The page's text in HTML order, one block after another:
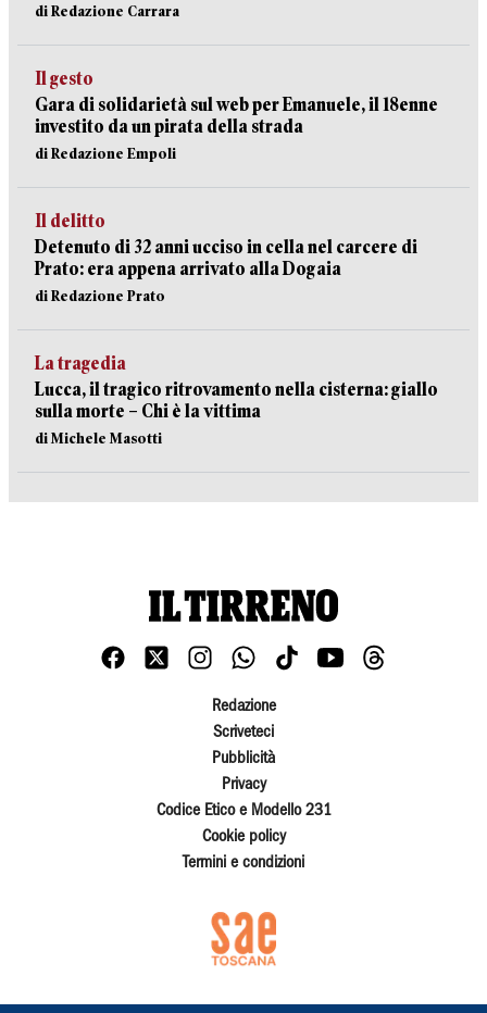
di Redazione Carrara
Il gesto
Gara di solidarietà sul web per Emanuele, il 18enne
investito da un pirata della strada
di Redazione Empoli
Il delitto
Detenuto di 32 anni ucciso in cella nel carcere di
Prato: era appena arrivato alla Dogaia
di Redazione Prato
La tragedia
Lucca, il tragico ritrovamento nella cisterna: giallo
sulla morte – Chi è la vittima
di Michele Masotti
Redazione
Scriveteci
Pubblicità
Privacy
Codice Etico e Modello 231
Cookie policy
Termini e condizioni